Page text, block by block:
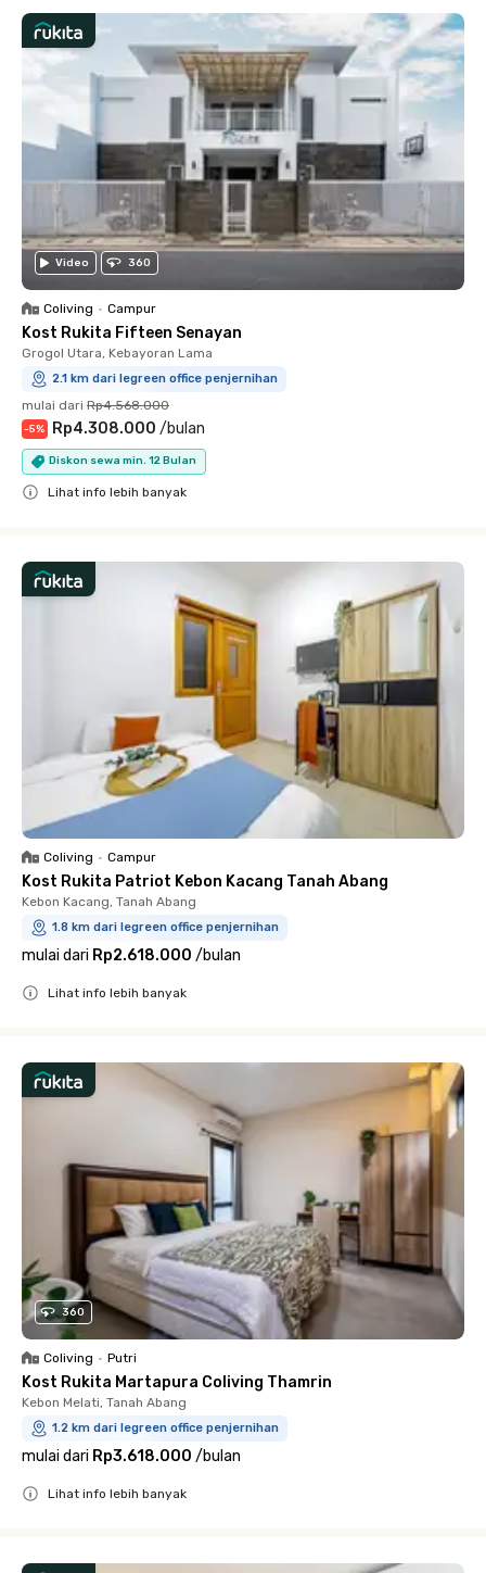
Video 360
Coliving • Campur
Kost Rukita Fifteen Senayan
Grogol Utara, Kebayoran Lama
2.1 km dari legreen office penjernihan
mulai dari Rp4.568.000
-5% Rp4.308.000 /bulan
Diskon sewa min. 12 Bulan
Lihat info lebih banyak
Coliving • Campur
Kost Rukita Patriot Kebon Kacang Tanah Abang
Kebon Kacang, Tanah Abang
1.8 km dari legreen office penjernihan
mulai dari Rp2.618.000 /bulan
Lihat info lebih banyak
360
Coliving • Putri
Kost Rukita Martapura Coliving Thamrin
Kebon Melati, Tanah Abang
1.2 km dari legreen office penjernihan
mulai dari Rp3.618.000 /bulan
Lihat info lebih banyak